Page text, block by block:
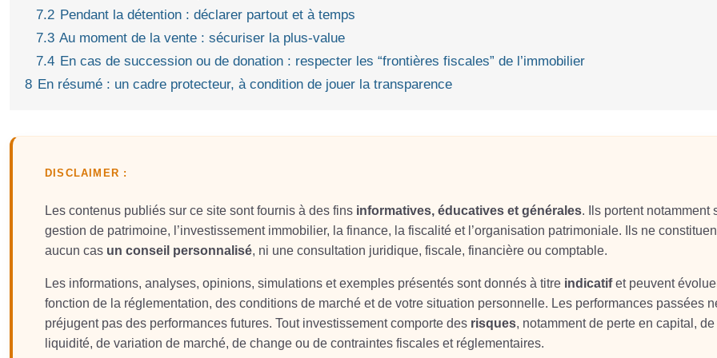
7.2 Pendant la détention : déclarer partout et à temps
7.3 Au moment de la vente : sécuriser la plus-value
7.4 En cas de succession ou de donation : respecter les “frontières fiscales” de l’immobilier
8 En résumé : un cadre protecteur, à condition de jouer la transparence
DISCLAIMER :
Les contenus publiés sur ce site sont fournis à des fins informatives, éducatives et générales. Ils portent notamment
gestion de patrimoine, l’investissement immobilier, la finance, la fiscalité et l’organisation patrimoniale. Ils ne
aucun cas un conseil personnalisé, ni une consultation juridique, fiscale, financière ou comptable.
Les informations, analyses, opinions, simulations et exemples présentés sont donnés à titre indicatifet peuvent
fonction de la réglementation, des conditions de marché et de votre situation personnelle. Les performances passées
préjugent pas des performances futures. Tout investissement comporte des risques, notamment de perte en capital, de
liquidité, de variation de marché, de change ou de contraintes fiscales et réglementaires.